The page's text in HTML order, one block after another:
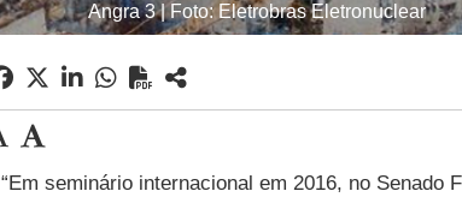
Angra 3 | Foto: Eletrobras Eletronuclear
“Em seminário internacional em 2016, no Senado